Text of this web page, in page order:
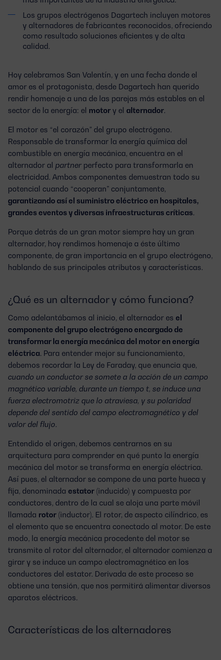
Los grupos electrógenos Dagartech incluyen motores
y alternadores de fabricantes reconocidos, ofreciendo
como resultado soluciones eficientes y de alta
calidad.
Hoy celebramos San Valentín, y en una fecha donde el
amor es el protagonista, desde Dagartech han querido
rendir homenaje a una de las parejas más estables en el
sector de la energía: el motor y el alternador
El motor es “el corazón” del grupo electrógeno.
Responsable de transformar la energía química del
combustible en energía mecánica, encuentra en el
alternador al partnerperfecto para transformarla en
electricidad. Ambos componentes demuestran todo su
potencial cuando “cooperan” conjuntamente,
garantizando así el suministro eléctrico en hospitales,
grandes eventos y diversas infraestructuras críticas
Porque detrás de un gran motor siempre hay un gran
alternador, hoy rendimos homenaje a éste último
componente, de gran importancia en el grupo electrógeno,
hablando de sus principales atributos y características.
¿Qué es un alternador y cómo funciona?
Como adelantábamos al inicio, el alternador es el
componente del grupo electrógeno encargado de
transformar la energía mecánica del motor en energía
eléctrica . Para entender mejor su funcionamiento,
debemos recordar la Ley de Faraday, que enuncia que,
cuando un conductor se somete a la acción de un campo
magnético variable, durante un tiempo t, se induce una
fuerza electromotriz que lo atraviesa, y su polaridad
depende del sentido del campo electromagnético y del
valor del flujo
Entendido el origen, debemos centrarnos en su
arquitectura para comprender en qué punto la energía
mecánica del motor se transforma en energía eléctrica.
Así pues, el alternador se compone de una parte hueca y
fija, denominada estator (inducido) y compuesta por
conductores, dentro de la cual se aloja una parte móvil
llamada rotor (inductor). El rotor, de aspecto cilíndrico, es
el elemento que se encuentra conectado al motor. De este
modo, la energía mecánica procedente del motor se
transmite al rotor del alternador, el alternador comienza a
girar y se induce un campo electromagnético en los
conductores del estator. Derivada de este proceso se
obtiene una tensión, que nos permitirá alimentar diversos
aparatos eléctricos.
Características de los alternadores